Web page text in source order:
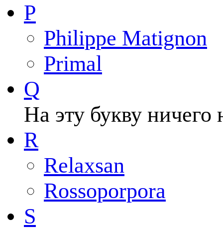
P
Philippe Matignon
Primal
Q
На эту букву ничего
R
Relaxsan
Rossoporpora
S